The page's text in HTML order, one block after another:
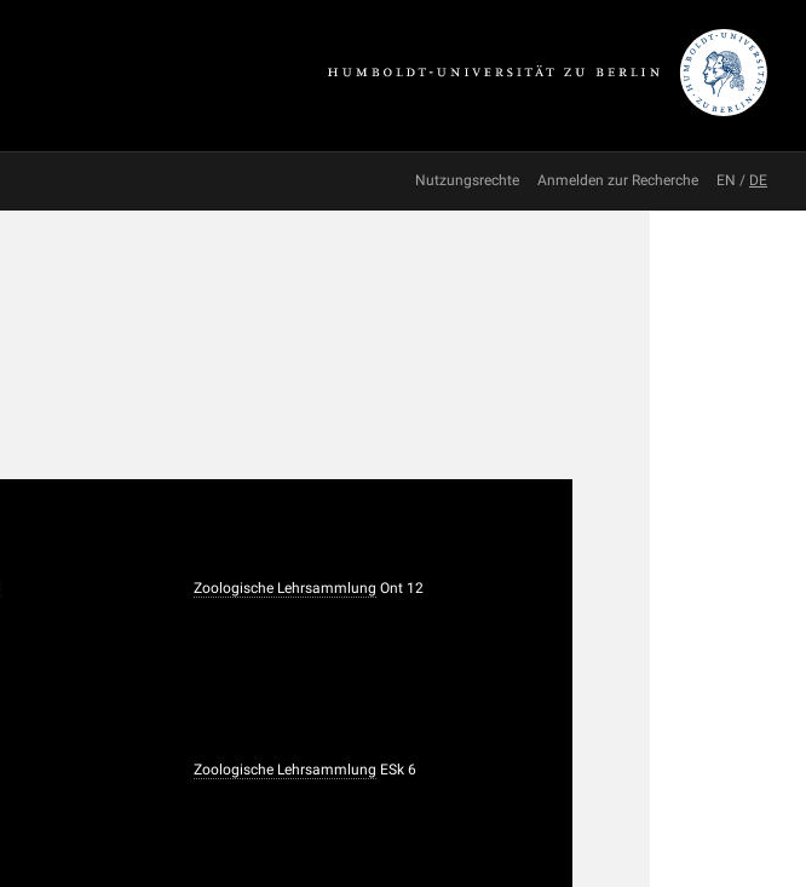
Nutzungsrechte Anmelden zur Recherche EN / DE
Zoologische Lehrsammlung Ont 12
Zoologische Lehrsammlung ESk 6